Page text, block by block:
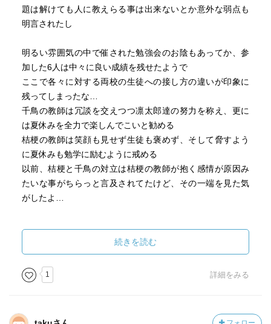
題は解けても人に教えらる事は出来ないとか意外な弱点も
明言されたし
明るい雰囲気の中で催された勉強会のお陰もあってか、参
加した6人は中々に良い成績を残せたようで
ここで各々に対する両校の生徒への接し方の違いが印象に
残ってしまったな…
千鳥の教師は冗談を交えつつ凛太郎達の努力を称え、更に
は夏休みを全力で楽しんでこいと勧める
桔梗の教師は笑顔も見せず生徒も褒めず、そして脅すよう
に夏休みも勉学に励むように戒める
以前、桔梗と千鳥の対立は桔梗の教師が抱く感情が原因み
たいな事がちらっと言及されてたけど、その一端を見た気
がしたよ…
桔梗の生徒は千鳥を下に見つつも楽しんでいる様を「…い
いなぁ」と呟いた
千鳥の生徒は桔梗の噂話に花を咲かせつつ、勉強ばかりの
両校の間にあるカーテンはまだまだ壁のように分厚いまま
続きを読む
1 詳細をみる